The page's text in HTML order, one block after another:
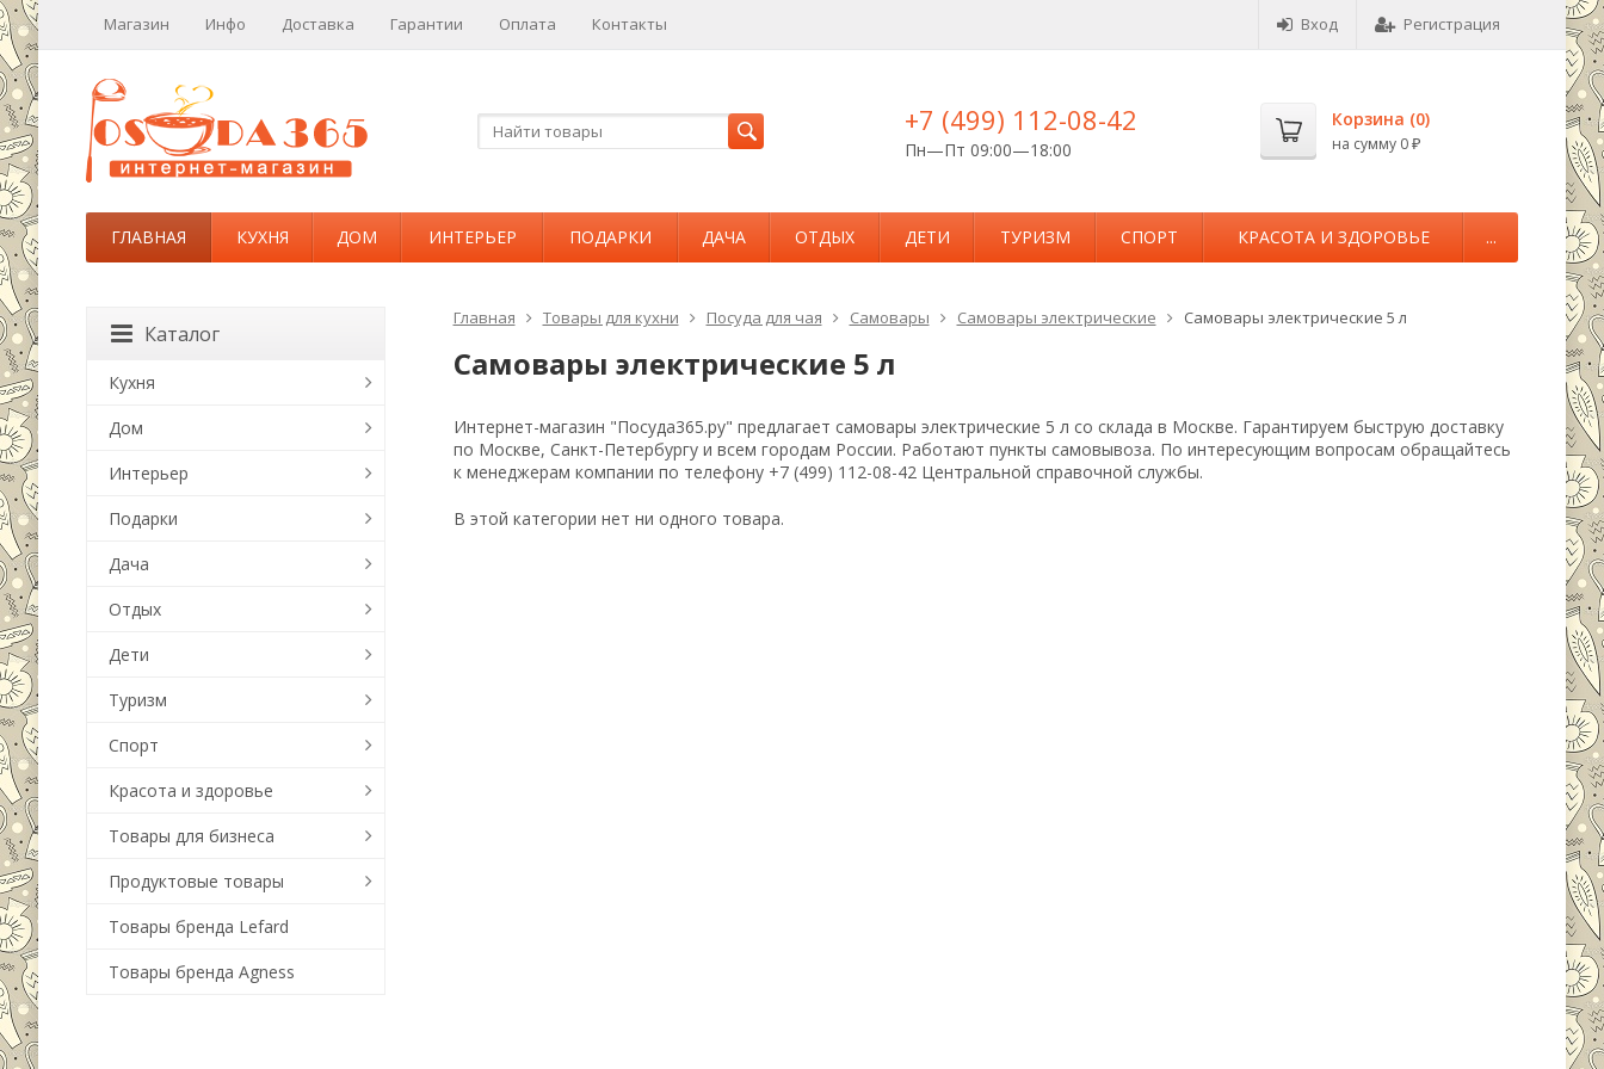
Магазин Инфо Доставка Гарантии Оплата Контакты Вход Регистрация
+7 (499) 112-08-42
Пн—Пт 09:00—18:00
Корзина (0)
на сумму 0 ₽
ГЛАВНАЯ КУХНЯ ДОМ ИНТЕРЬЕР ПОДАРКИ ДАЧА ОТДЫХ ДЕТИ ТУРИЗМ СПОРТ КРАСОТА И ЗДОРОВЬЕ ...
Главная Товары для кухни Посуда для чая Самовары Самовары электрические Самовары электрические 5 л
Самовары электрические 5 л
Интернет-магазин "Посуда365.ру" предлагает самовары электрические 5 л со склада в Москве. Гарантируем быструю доставку
по Москве, Санкт-Петербургу и всем городам России. Работают пункты самовывоза. По интересующим вопросам обращайтесь
к менеджерам компании по телефону +7 (499) 112-08-42 Центральной справочной службы.
В этой категории нет ни одного товара.
Каталог
Кухня
Дом
Интерьер
Подарки
Дача
Отдых
Дети
Туризм
Спорт
Красота и здоровье
Товары для бизнеса
Продуктовые товары
Товары бренда Lefard
Товары бренда Agness